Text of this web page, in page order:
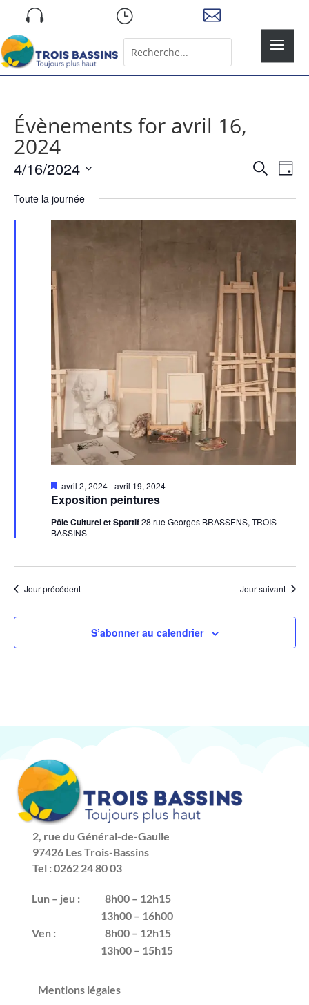
 } 
for...
Évènements for avril 16,
2024
de
Recherche
de
Jour
4/16/2024
une
date.
Toute la journée
Exposition peintures
Mis
en
avant
avril 2, 2024-avril 19, 2024
Pôle Culturel et Sportif28 rue Georges BRASSENS, TROIS
BASSINS
Jour précédent Jour suivant
S’abonner au calendrier
2, rue du Général-de-Gaulle
97426 Les Trois-Bassins
Tel : 0262 24 80 03
Lun – jeu :
8h00 – 12h15
13h00 – 16h00
Ven :
8h00 – 12h15
13h00 – 15h15
Mentions légales